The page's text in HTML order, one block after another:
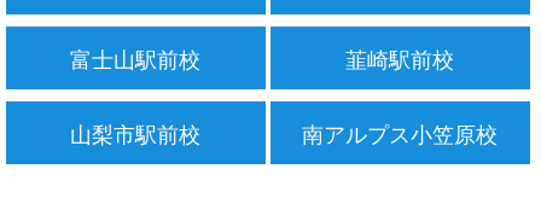
富士山駅前校 韮崎駅前校
山梨市駅前校 南アルプス小笠原校